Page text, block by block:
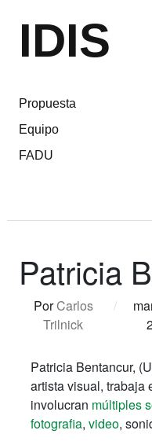
IDIS
Propuesta
Equipo
FADU
Patricia
PorCarlos
Trilnick
/
Patricia Bentancur,
artista visual, trabaja
involucran múltiples
fotografia, video,